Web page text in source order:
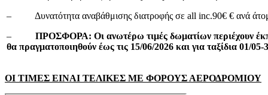
– Δυνατότητα αναβάθμισης διατροφής σε all inc.90€ € ανά
– ΠΡΟΣΦΟΡΑ: Οι ανωτέρω τιμές δωματίων περιέχουν
θα πραγματοποιηθούν έως τις 15/06/2026 και για ταξίδια 01/05-
ΟΙ ΤΙΜΕΣ ΕΙΝΑΙ ΤΕΛΙΚΕΣ ΜΕ ΦΟΡΟΥΣ ΑΕΡΟΔΡΟΜΙΟΥ